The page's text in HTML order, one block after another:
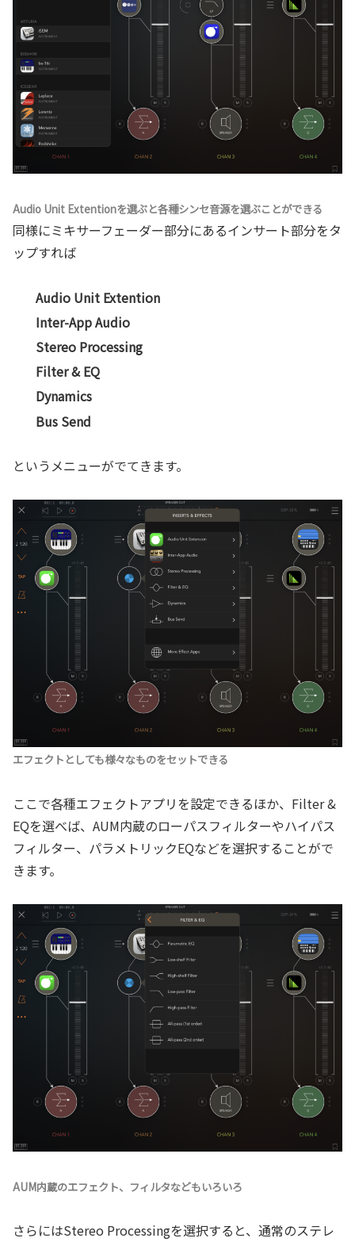
Audio Unit Extentionを選ぶと各種シンセ音源を選ぶことができる
同様にミキサーフェーダー部分にあるインサート部分をタ
ップすれば
Audio Unit Extention
Inter-App Audio
Stereo Processing
Filter & EQ
Dynamics
Bus Send
というメニューがでてきます。
エフェクトとしても様々なものをセットできる
ここで各種エフェクトアプリを設定できるほか、Filter &
EQを選べば、AUM内蔵のローパスフィルターやハイパス
フィルター、パラメトリックEQなどを選択することがで
きます。
AUM内蔵のエフェクト、フィルタなどもいろいろ
さらにはStereo Processingを選択すると、通常のステレ